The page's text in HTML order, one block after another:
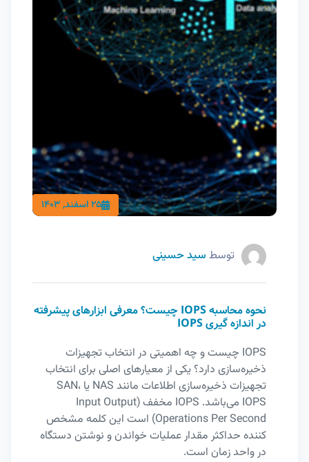
25 اسفند, 1403
توسط سید حسینی
نحوه محاسبه IOPS چیست؟ معرفی ابزارهای پیشرفته
در اندازه گیری IOPS
IOPS چیست و چه اهمیتی در انتخاب تجهیزات
ذخیره‎‌سازی دارد؟ یکی از معیارهای اصلی برای انتخاب
تجهیزات ذخیره‎‌سازی اطلاعات مانند NAS یا SAN،
IOPS می‌باشد. IOPS مخفف (Input Output
Operations Per Second) است این کلمه مشخص
کننده حداکثر مقدار عملیات خواندن و نوشتن دستگاه
در واحد زمان است.